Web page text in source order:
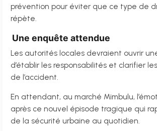
prévention pour éviter que ce type de
répète.
Une enquête attendue
Les autorités locales devraient ouvrir
d’établir les responsabilités et clarifier
de l’accident.
En attendant, au marché Mimbulu,
après ce nouvel épisode tragique qui
de la sécurité urbaine au quotidien.